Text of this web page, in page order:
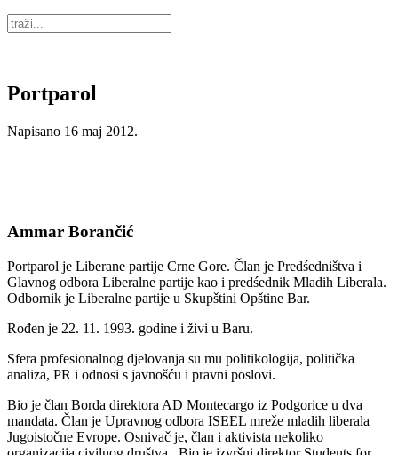
Portparol
Napisano 16 maj 2012.
Ammar Borančić
Portparol je Liberane partije Crne Gore. Član je Predśedništva i
Glavnog odbora Liberalne partije kao i predśednik Mladih Liberala.
Odbornik je Liberalne partije u Skupštini Opštine Bar.
Rođen je 22. 11. 1993. godine i živi u Baru.
Sfera profesionalnog djelovanja su mu politikologija, politička
analiza, PR i odnosi s javnošću i pravni poslovi.
Bio je član Borda direktora AD Montecargo iz Podgorice u dva
mandata. Član je Upravnog odbora ISEEL mreže mladih liberala
Jugoistočne Evrope. Osnivač je, član i aktivista nekoliko